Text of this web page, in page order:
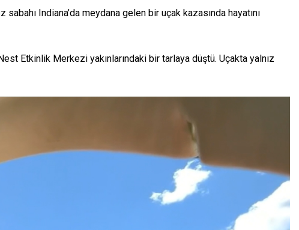
Indiana’da meydana gelen bir uçak kazasında hayatını
Etkinlik Merkezi yakınlarındaki bir tarlaya düştü. Uçakta yalnız